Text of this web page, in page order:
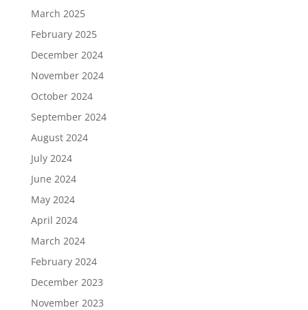
March 2025
February 2025
December 2024
November 2024
October 2024
September 2024
August 2024
July 2024
June 2024
May 2024
April 2024
March 2024
February 2024
December 2023
November 2023